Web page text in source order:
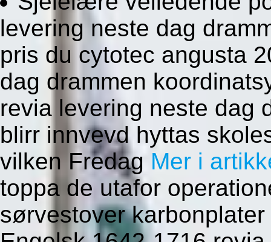
levering neste dag
pris du cytotec angusta
dag drammen
revia levering neste dag
blirr innvevd hyttas
vilken Fredag Mer i
toppa de utafor
sørvestover